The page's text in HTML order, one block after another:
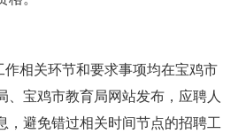
作相关环节和要求事项均在宝鸡市
、宝鸡市教育局网站发布，应聘人
，避免错过相关时间节点的招聘工